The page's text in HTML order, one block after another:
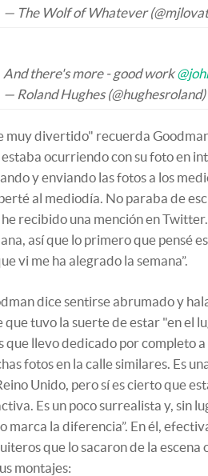
— The Wolf of Whatever
And there's more - good work
— Roland Hughes (@hughesroland)
muy divertido" recuerda
ocurriendo con su foto en
y enviando las fotos a los
al mediodía. No paraba de
recibido una mención en
así que lo primero que pensé
vi me ha alegrado la semana”.
dice sentirse abrumado y
que tuvo la suerte de estar "en el
que llevo dedicado por completo
fotos en la calle similares. Es
Unido, pero sí es cierto que
Es un poco surrealista y, sin
marca la diferencia”. En él,
que lo sacaron de la
montajes: